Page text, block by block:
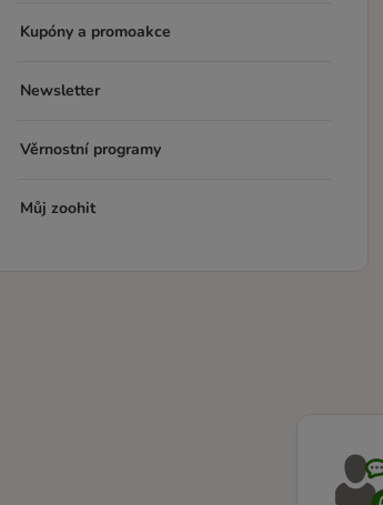
Kupóny a promoakce
Newsletter
Věrnostní programy
Můj zoohit